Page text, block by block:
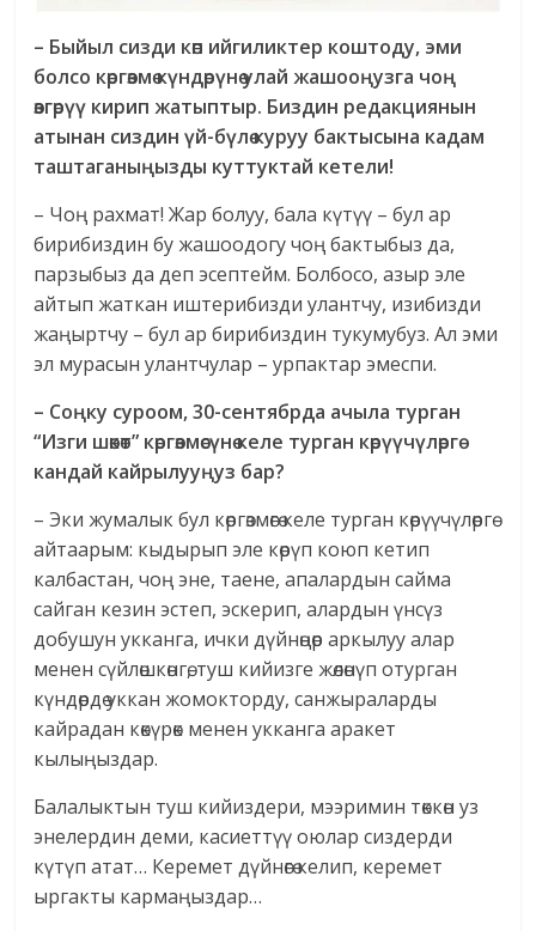
– Быйыл сизди көп ийгиликтер коштоду, эми
болсо көргөзмө күндөрүнө улай жашооңузга чоң
өзгөрүү кирип жатыптыр. Биздин редакциянын
атынан сиздин үй-бүлө куруу бактысына кадам
таштаганыңызды куттуктай кетели!
– Чоң рахмат! Жар болуу, бала күтүү – бул ар
бирибиздин бу жашоодогу чоң бактыбыз да,
парзыбыз да деп эсептейм. Болбосо, азыр эле
айтып жаткан иштерибизди улантчу, изибизди
жаңыртчу – бул ар бирибиздин тукумубуз. Ал эми
эл мурасын улантчулар – урпактар эмеспи.
– Соңку суроом, 30-сентябрда ачыла турган
“Изги шөкөт” көргөзмөсүнө келе турган көрүүчүлөргө
кандай кайрылууңуз бар?
– Эки жумалык бул көргөзмөгө келе турган көрүүчүлөргө
айтаарым: кыдырып эле көрүп коюп кетип
калбастан, чоң эне, таене, апалардын сайма
сайган кезин эстеп, эскерип, алардын үнсүз
добушун укканга, ички дүйнөңөр аркылуу алар
менен сүйлөшкөнгө, туш кийизге жөлөнүп отурган
күндөрдө уккан жомокторду, санжыраларды
кайрадан көкүрөк менен укканга аракет
кылыңыздар.
Балалыктын туш кийиздери, мээримин төккөн уз
энелердин деми, касиеттүү оюлар сиздерди
күтүп атат… Керемет дүйнөгө келип, керемет
ыргакты кармаңыздар…